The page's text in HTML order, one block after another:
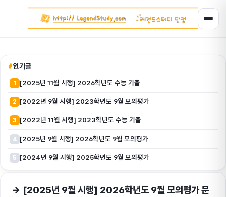
인기글
1 [2025년 11월 시행] 2026학년도 수능 기출
2 [2022년 9월 시행] 2023학년도 9월 모의평가
3 [2022년 11월 시행] 2023학년도 수능 기출
4 [2025년 9월 시행] 2026학년도 9월 모의평가
5 [2024년 9월 시행] 2025학년도 9월 모의평가
→ [2025년 9월 시행] 2026학년도 9월 모의평가 문